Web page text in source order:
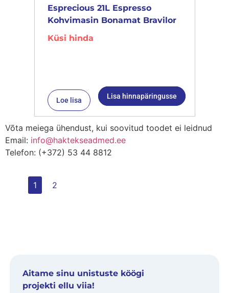
Esprecious 21L Espresso
Kohvimasin Bonamat Bravilor
Küsi hinda
Loe lisa Lisa hinnapäringusse
Võta meiega ühendust, kui soovitud toodet ei leidnud
Email: info@haktekseadmed.ee
Telefon: (+372) 53 44 8812
1 2
Aitame sinu unistuste köögi
projekti ellu viia!